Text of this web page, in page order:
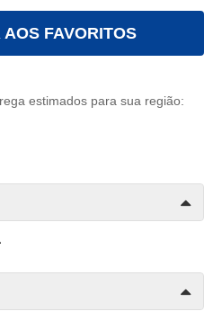
FAVORITOS
estimados para sua região: